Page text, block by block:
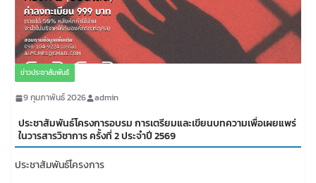
ข่าวประชาสัมพันธ์
9 กุมภาพันธ์ 2026 admin
ประชาสัมพันธ์โครงการอบรม การเตรียมและเขียนบทความเพื่อเผยแพร่
ในวารสารวิชาการ ครั้งที่ 2 ประจำปี 2569
ประชาสัมพันธ์โครงการ